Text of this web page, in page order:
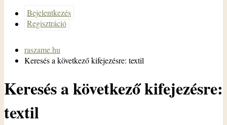
Bejelentkezés
Regisztráció
raszame.hu
Keresés a következő kifejezésre: textil
Keresés a következő kifejezésre:
textil